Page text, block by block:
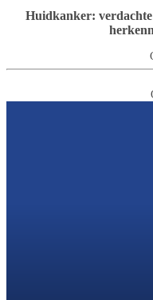
Huidkanker: